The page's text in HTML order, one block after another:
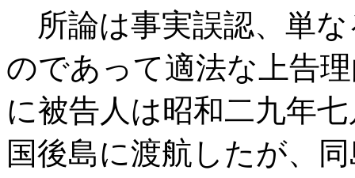
所論は事実誤認、単
のであって適法な上告
に被告人は昭和二九年
国後島に渡航したが、